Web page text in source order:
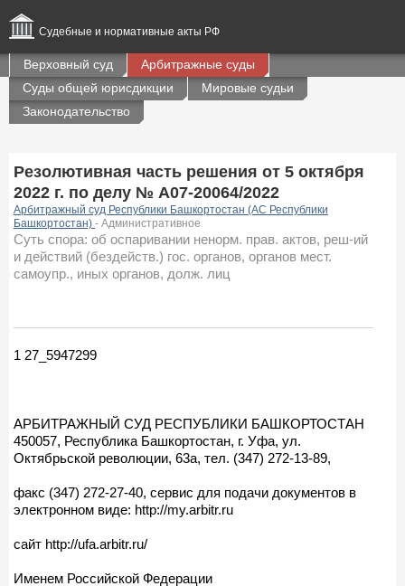
Судебные и нормативные акты РФ
Верховный суд
Арбитражные суды
Суды общей юрисдикции
Мировые судьи
Законодательство
Резолютивная часть решения от 5 октября
2022 г. по делу № А07-20064/2022
Арбитражный суд Республики Башкортостан (АС Республики
Башкортостан) - Административное
Суть спора: об оспаривании ненорм. прав. актов, реш-ий
и действий (бездейств.) гос. органов, органов мест.
самоупр., иных органов, долж. лиц
1 27_5947299
АРБИТРАЖНЫЙ СУД РЕСПУБЛИКИ БАШКОРТОСТАН
450057, Республика Башкортостан, г. Уфа, ул.
Октябрьской революции, 63а, тел. (347) 272-13-89,
факс (347) 272-27-40, сервис для подачи документов в
электронном виде: http://my.arbitr.ru
сайт http://ufa.arbitr.ru/
Именем Российской Федерации